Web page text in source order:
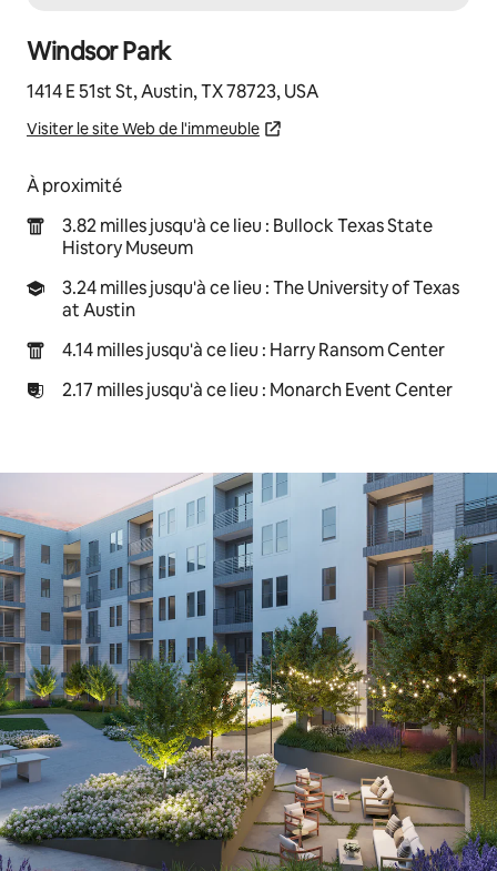
Windsor Park
1414 E 51st St, Austin, TX 78723, USA
Visiter le site Web de l'immeuble
À proximité
3.82 milles jusqu'à ce lieu : Bullock Texas State
History Museum
3.24 milles jusqu'à ce lieu : The University of Texas
at Austin
4.14 milles jusqu'à ce lieu : Harry Ransom Center
2.17 milles jusqu'à ce lieu : Monarch Event Center